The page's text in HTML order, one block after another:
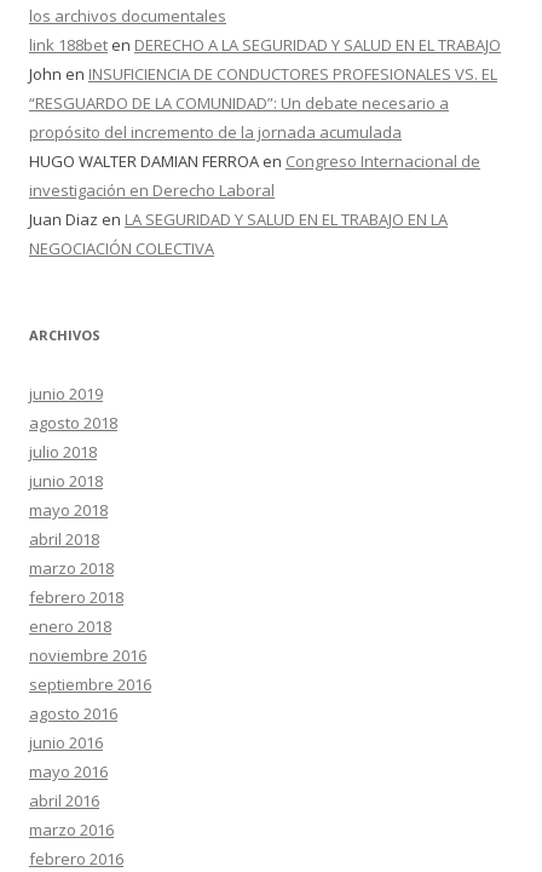
los archivos documentales
link 188bet en DERECHO A LA SEGURIDAD Y SALUD EN EL TRABAJO
John en INSUFICIENCIA DE CONDUCTORES PROFESIONALES VS. EL
“RESGUARDO DE LA COMUNIDAD”: Un debate necesario a
propósito del incremento de la jornada acumulada
HUGO WALTER DAMIAN FERROA en Congreso Internacional de
investigación en Derecho Laboral
Juan Diaz en LA SEGURIDAD Y SALUD EN EL TRABAJO EN LA
NEGOCIACIÓN COLECTIVA
ARCHIVOS
junio 2019
agosto 2018
julio 2018
junio 2018
mayo 2018
abril 2018
marzo 2018
febrero 2018
enero 2018
noviembre 2016
septiembre 2016
agosto 2016
junio 2016
mayo 2016
abril 2016
marzo 2016
febrero 2016